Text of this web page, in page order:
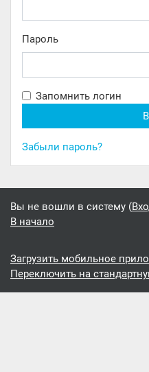
Пароль
Запомнить логин
Забыли пароль?
Вы не вошли в систему (
В начало
Загрузить мобильное
Переключить на